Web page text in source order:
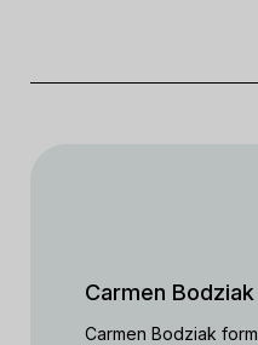
Carmen Bodziak
Carmen Bodziak